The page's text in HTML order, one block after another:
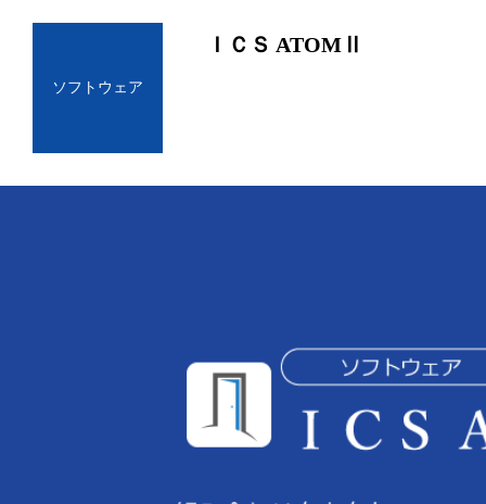
ソフトウェア
ＩＣＳ ATOMⅡ